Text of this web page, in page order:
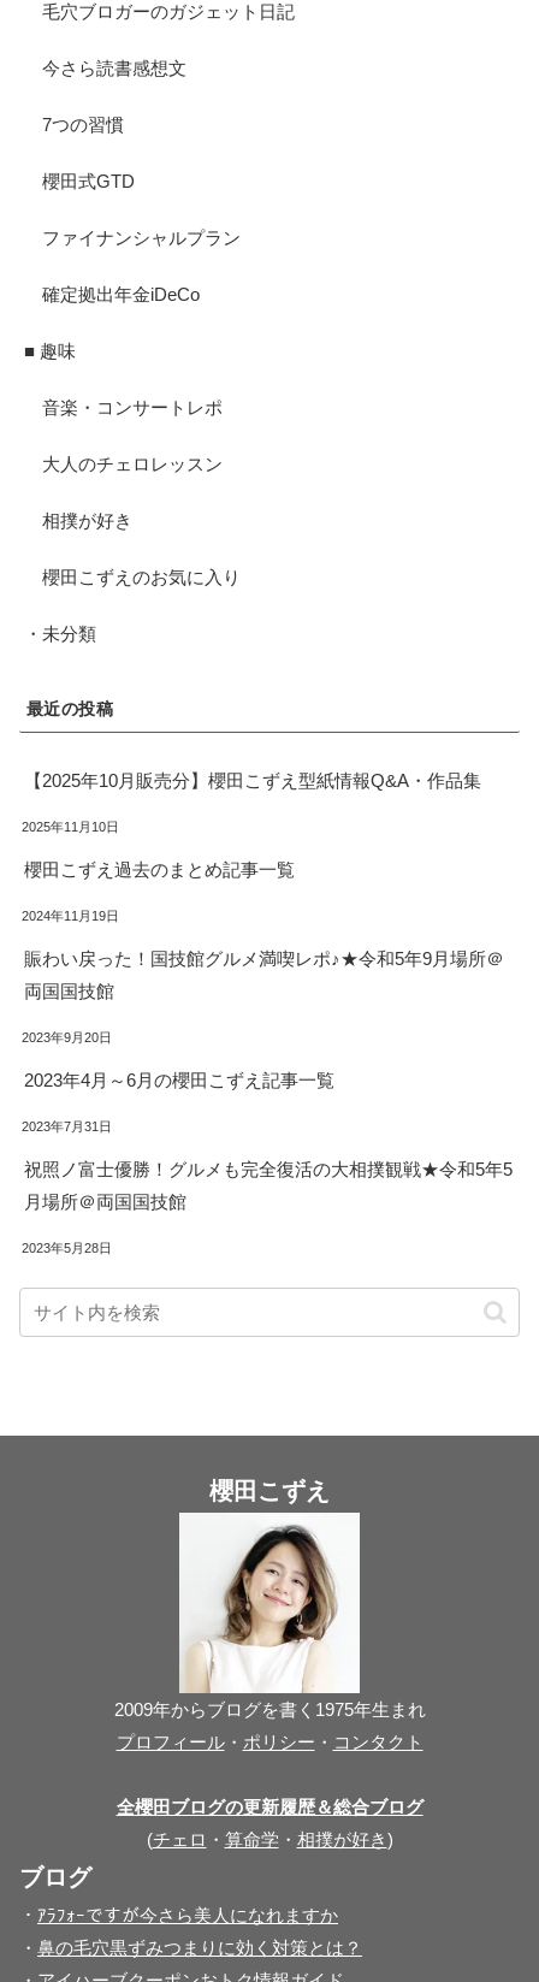
毛穴ブロガーのガジェット日記
今さら読書感想文
7つの習慣
櫻田式GTD
ファイナンシャルプラン
確定拠出年金iDeCo
■ 趣味
音楽・コンサートレポ
大人のチェロレッスン
相撲が好き
櫻田こずえのお気に入り
・未分類
最近の投稿
【2025年10月販売分】櫻田こずえ型紙情報Q&A・作品集
2025年11月10日
櫻田こずえ過去のまとめ記事一覧
2024年11月19日
賑わい戻った！国技館グルメ満喫レポ♪★令和5年9月場所＠
両国国技館
2023年9月20日
2023年4月～6月の櫻田こずえ記事一覧
2023年7月31日
祝照ノ富士優勝！グルメも完全復活の大相撲観戦★令和5年5
月場所＠両国国技館
2023年5月28日
櫻田こずえ
2009年からブログを書く1975年生まれ
プロフィール・ ポリシー ・ コンタクト
全櫻田ブログの更新履歴＆総合ブログ
(チェロ ・ 算命学 ・ 相撲が好き)
ブログ
・ ｱﾗﾌｫｰですが今さら美人になれますか
・ 鼻の毛穴黒ずみつまりに効く対策とは？